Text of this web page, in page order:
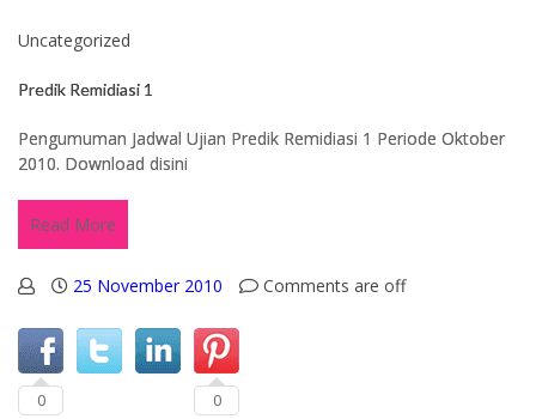
Uncategorized
Predik Remidiasi 1
Pengumuman Jadwal Ujian Predik Remidiasi 1 Periode Oktober
2010. Download disini
Read More
25 November 2010 Comments are off
0 0